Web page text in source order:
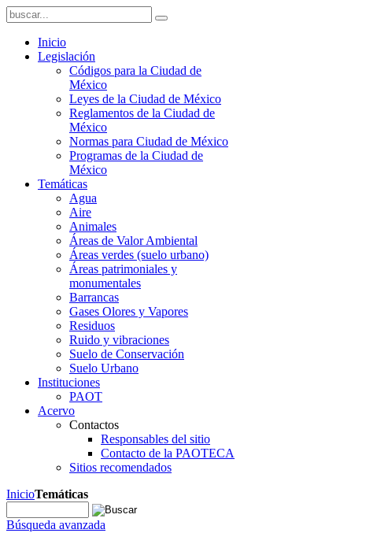
Inicio
Legislación
Códigos para la Ciudad de
México
Leyes de la Ciudad de México
Reglamentos de la Ciudad de
México
Normas para Ciudad de México
Programas de la Ciudad de
México
Temáticas
Agua
Aire
Animales
Áreas de Valor Ambiental
Áreas verdes (suelo urbano)
Áreas patrimoniales y
monumentales
Barrancas
Gases Olores y Vapores
Residuos
Ruido y vibraciones
Suelo de Conservación
Suelo Urbano
Instituciones
PAOT
Acervo
Contactos
Responsables del sitio
Contacto de la PAOTECA
Sitios recomendados
InicioTemáticas
Búsqueda avanzada